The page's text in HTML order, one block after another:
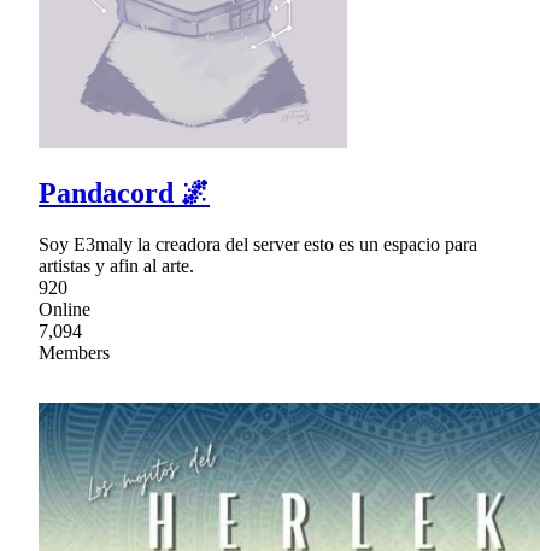
Pandacord 🌌
Soy E3maly la creadora del server esto es un espacio para
artistas y afin al arte.
920
Online
7,094
Members